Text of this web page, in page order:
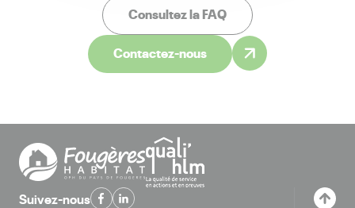
Consultez la FAQ
Contactez-nous
Suivez-nous